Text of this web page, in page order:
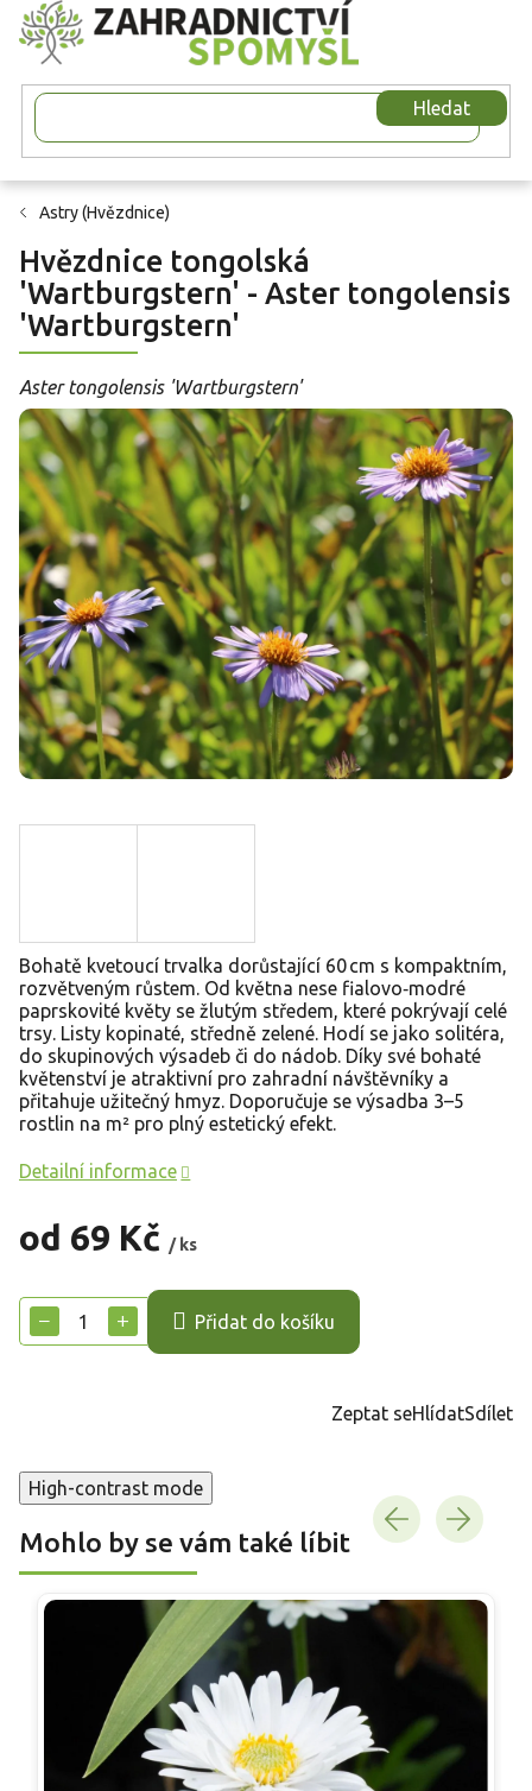
Přejít
na
obsah
Hledat
Astry (Hvězdnice)
Hvězdnice tongolská
'Wartburgstern' - Aster tongolensis
'Wartburgstern'
Aster tongolensis 'Wartburgstern'
od 69 Kč / ks
cena:
+
− Přidat do košíku
Bohatě kvetoucí trvalka dorůstající 60 cm s kompaktním,
rozvětveným růstem. Od května nese fialovo‑modré
paprskovité květy se žlutým středem, které pokrývají celé
trsy. Listy kopinaté, středně zelené. Hodí se jako solitéra,
do skupinových výsadeb či do nádob. Díky své bohaté
květenství je atraktivní pro zahradní návštěvníky a
přitahuje užitečný hmyz. Doporučuje se výsadba 3–5
rostlin na m² pro plný estetický efekt.
Detailní informace
Zeptat seHlídatSdílet
High-contrast mode
Mohlo by se vám také líbit